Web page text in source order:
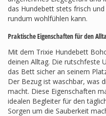
das Hundebett stets frisch
rundum wohlfühlen kann.
Praktische Eigenschaften für den
Mit dem Trixie Hundebett
deinen Alltag. Die rutschfeste
das Bett sicher an seinem
Der Bezug ist waschbar, was
macht. Diese Eigenschaften
idealen Begleiter für den
Sorgen um die Sauberkeit